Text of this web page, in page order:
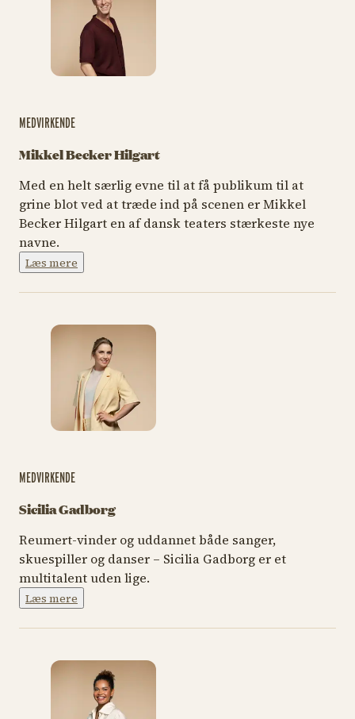
MEDVIRKENDE
Mikkel Becker Hilgart
Med en helt særlig evne til at få publikum til at
grine blot ved at træde ind på scenen er Mikkel
Becker Hilgart en af dansk teaters stærkeste nye
navne.
Læs mere
MEDVIRKENDE
Sicilia Gadborg
Reumert-vinder og uddannet både sanger,
skuespiller og danser – Sicilia Gadborg er et
multitalent uden lige.
Læs mere